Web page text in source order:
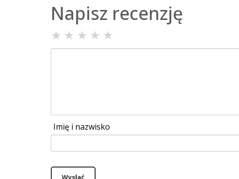
Napisz recenzję
★ ★ ★ ★ ★
Imię i nazwisko
Wysłać